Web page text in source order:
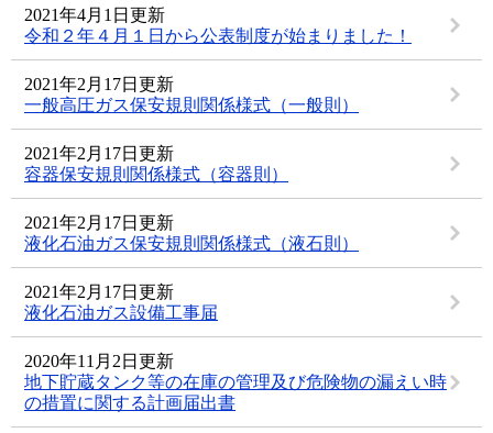
2021年4月1日更新
令和２年４月１日から公表制度が始まりました！
2021年2月17日更新
一般高圧ガス保安規則関係様式（一般則）
2021年2月17日更新
容器保安規則関係様式（容器則）
2021年2月17日更新
液化石油ガス保安規則関係様式（液石則）
2021年2月17日更新
液化石油ガス設備工事届
2020年11月2日更新
地下貯蔵タンク等の在庫の管理及び危険物の漏えい時
の措置に関する計画届出書